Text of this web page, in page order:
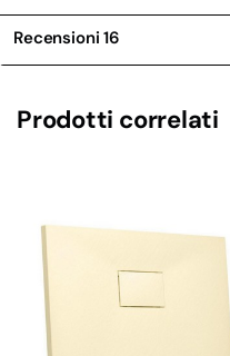
Recensioni16
Prodotti correlati